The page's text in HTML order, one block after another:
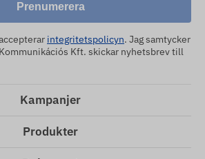
Prenumerera
integritetspolicyn. Jag samtycker
Kft. skickar nyhetsbrev till
Kampanjer
Produkter